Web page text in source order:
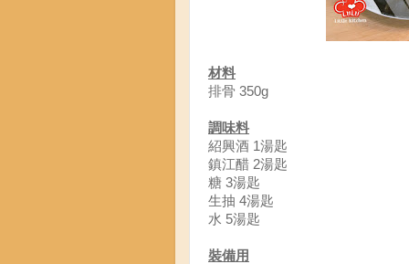
材料
排骨 350g
調味料
紹興酒 1湯匙
鎮江醋 2湯匙
糖 3湯匙
生抽 4湯匙
水 5湯匙
裝備用